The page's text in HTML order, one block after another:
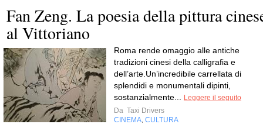
Fan Zeng. La poesia della pittura
al Vittoriano
Roma rende omaggio alle antiche
tradizioni cinesi della calligrafia e
dell’arte.Un’incredibile carrellata di
splendidi e monumentali dipinti,
sostanzialmente...
Leggere il seguito
Da Taxi Drivers
CINEMA CULTURA